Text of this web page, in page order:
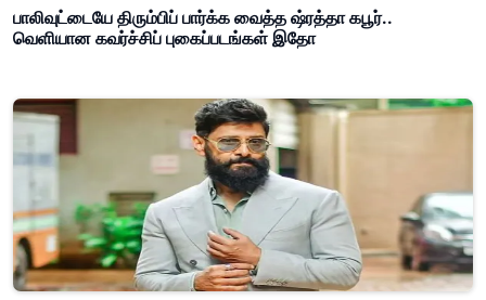
பாலிவுட்டையே திரும்பிப் பார்க்க வைத்த ஷ்ரத்தா கபூர்..
வெளியான கவர்ச்சிப் புகைப்படங்கள் இதோ